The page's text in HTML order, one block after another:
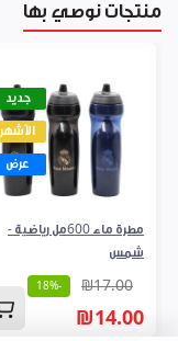
منتجات نوصي بها
جديد
الأشهر
عرض
مطرة ماء 600مل رياضية -
شمس
₪17.00
-18%
₪14.00